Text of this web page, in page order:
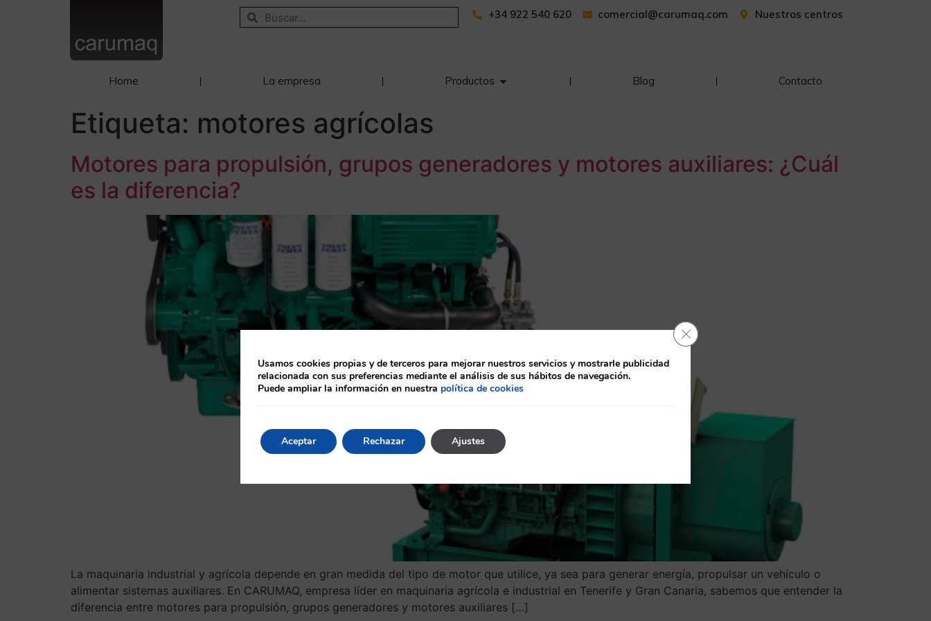
+34 922 540 620 comercial@carumaq.com Nuestros centros
Home La empresa Productos Blog Contacto
Etiqueta: motores agrícolas
Motores para propulsión, grupos generadores y motores auxiliares: ¿Cuál
es la diferencia?
La maquinaria industrial y agrícola depende en gran medida del tipo de motor que utilice, ya sea para generar energía, propulsar un vehículo o
alimentar sistemas auxiliares. En CARUMAQ, empresa líder en maquinaria agrícola e industrial en Tenerife y Gran Canaria, sabemos que entender la
diferencia entre motores para propulsión, grupos generadores y motores auxiliares […]
Usamos cookies propias y de terceros para mejorar nuestros servicios y mostrarle publicidad
relacionada con sus preferencias mediante el análisis de sus hábitos de navegación.
Puede ampliar la información en nuestra política de cookies
Cerrar el banner de cookies RGPD
Aceptar Rechazar Ajustes